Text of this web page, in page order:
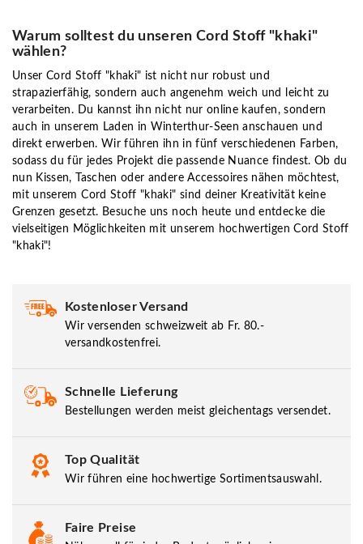
Warum solltest du unseren Cord Stoff "khaki"
wählen?
Unser Cord Stoff "khaki" ist nicht nur robust und
strapazierfähig, sondern auch angenehm weich und leicht zu
verarbeiten. Du kannst ihn nicht nur online kaufen, sondern
auch in unserem Laden in Winterthur-Seen anschauen und
direkt erwerben. Wir führen ihn in fünf verschiedenen Farben,
sodass du für jedes Projekt die passende Nuance findest. Ob du
nun Kissen, Taschen oder andere Accessoires nähen möchtest,
mit unserem Cord Stoff "khaki" sind deiner Kreativität keine
Grenzen gesetzt. Besuche uns noch heute und entdecke die
vielseitigen Möglichkeiten mit unserem hochwertigen Cord Stoff
"khaki"!
Kostenloser Versand
Wir versenden schweizweit ab Fr. 80.-
versandkostenfrei.
Schnelle Lieferung
Bestellungen werden meist gleichentags versendet.
Top Qualität
Wir führen eine hochwertige Sortimentsauswahl.
Faire Preise